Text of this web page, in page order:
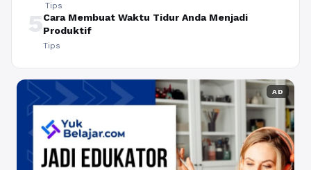
Tips
5Cara Membuat Waktu Tidur Anda Menjadi
Produktif
Tips
AD